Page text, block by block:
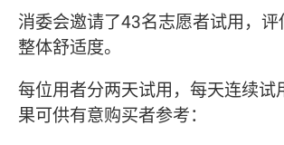
消委会邀请了43名志愿者试用，
整体舒适度。
每位用者分两天试用，每天连续试
果可供有意购买者参考：